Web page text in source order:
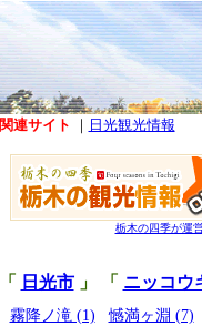
関連サイト ｜ 日光観光情報
栃木の四季が運
「 日光市」 「 ニッコウ
霧降ノ滝 (1)
憾満ヶ淵 (7)